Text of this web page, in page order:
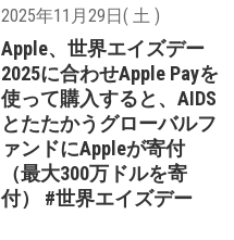
2025年11月29日( 土 )
Apple、世界エイズデー
2025に合わせApple Payを
使って購入すると、AIDS
とたたかうグローバルフ
ァンドにAppleが寄付
（最大300万ドルを寄
付） #世界エイズデー